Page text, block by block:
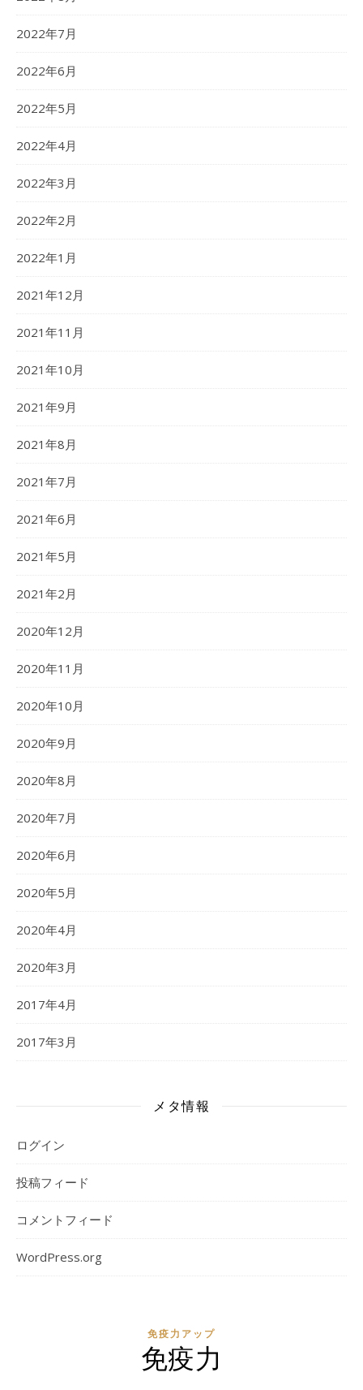
2022年7月
2022年6月
2022年5月
2022年4月
2022年3月
2022年2月
2022年1月
2021年12月
2021年11月
2021年10月
2021年9月
2021年8月
2021年7月
2021年6月
2021年5月
2021年2月
2020年12月
2020年11月
2020年10月
2020年9月
2020年8月
2020年7月
2020年6月
2020年5月
2020年4月
2020年3月
2017年4月
2017年3月
メタ情報
ログイン
投稿フィード
コメントフィード
WordPress.org
免疫力アップ
免疫力